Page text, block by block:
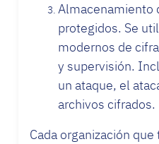
Almacenamiento
protegidos. Se
modernos de
y supervisión.
un ataque, el
archivos cifrados.
Cada organización